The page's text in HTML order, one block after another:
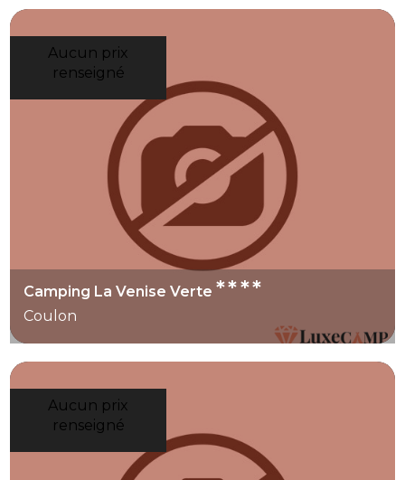
Aucun prix
renseigné
Camping La Venise Verte****
Coulon
Aucun prix
renseigné